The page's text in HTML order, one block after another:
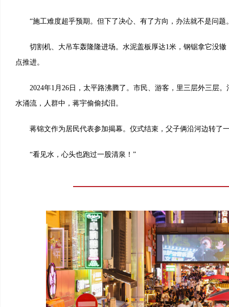
“施工难度超乎预期。但下了决心、有了方向，办法就不是问题
切割机、大吊车轰隆隆进场。水泥盖板厚达1米，钢锯拿它没辙
点推进。
2024年1月26日，太平路沸腾了。市民、游客，里三层外三层。
水涌流，人群中，蒋宇偷偷拭泪。
蒋锦文作为居民代表参加揭幕。仪式结束，父子俩沿河边转了
“看见水，心头也跑过一股清泉！”